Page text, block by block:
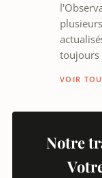
toujours
VOIR
Notre